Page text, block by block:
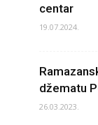
centar
19.07.2024.
džematu
26.03.2023.